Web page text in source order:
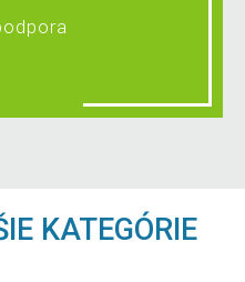
KATEGÓRIE